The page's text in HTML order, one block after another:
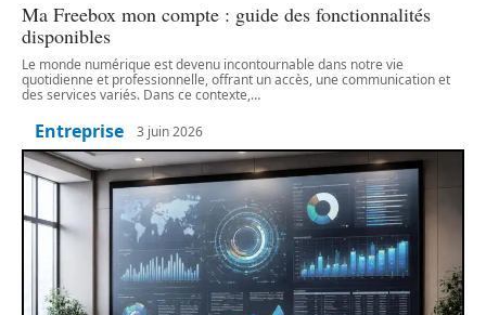
Ma Freebox mon compte : guide des fonctionnalités
disponibles
Le monde numérique est devenu incontournable dans notre vie
quotidienne et professionnelle, offrant un accès, une communication et
des services variés. Dans ce contexte,…
Entreprise 3 juin 2026